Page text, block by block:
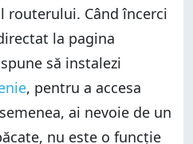
routerului. Când încerci
la pagina
să instalezi
, pentru a accesa
ai nevoie de un
nu este o funcție